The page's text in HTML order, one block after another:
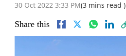
30 Oct 2022 3:33 PM(3 mins read )
Share this